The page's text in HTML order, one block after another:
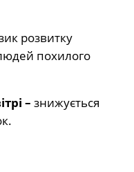
розвитку
похилого
– знижується